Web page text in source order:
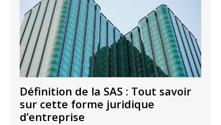
Définition de la SAS : Tout savoir
sur cette forme juridique
d’entreprise